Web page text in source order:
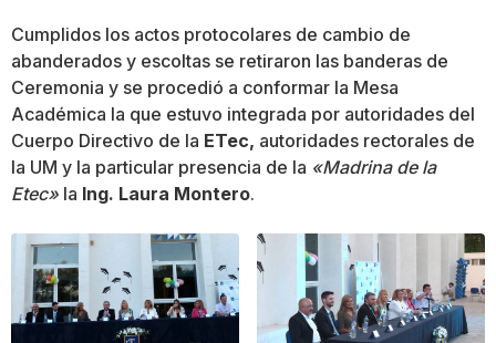
Cumplidos los actos protocolares de cambio de
abanderados y escoltas se retiraron las banderas de
Ceremonia y se procedió a conformar la Mesa
Académica la que estuvo integrada por autoridades del
Cuerpo Directivo de la ETec, autoridades rectorales de
la UM y la particular presencia de la «Madrina de la
Etec» la Ing. Laura Montero.